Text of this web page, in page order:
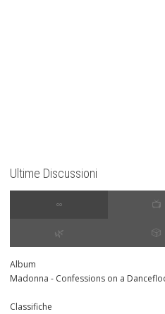
Ultime Discussioni
∞ 📺
🌿 🎲
Album
Madonna - Confessions on a
Classifiche